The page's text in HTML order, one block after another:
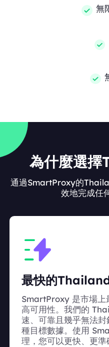
無
為什麼選
通過SmartProxy的
效地完成任
最快的
SmartProxy 是市場上
高可用性。我們的
速、可靠且幾乎無法
種目標數據。使用
理，您可以更快、更準